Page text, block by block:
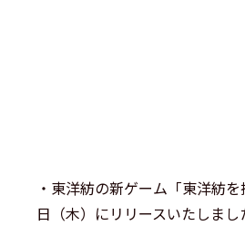
・東洋紡の新ゲーム「東洋紡
日（木）にリリースいたしまし